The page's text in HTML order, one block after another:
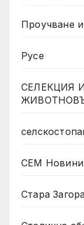
Проучване
Русе
СЕЛЕКЦИЯ
СЕМ Новини
Стара